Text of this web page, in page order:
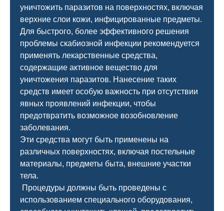
уничтожить паразитов на поверхностях, включая
верхние слои кожи, инфицированные предметы.
Для быстрого, более эффективного решения
проблемы скабиозной инфекции рекомендуется
применять лекарственные средства,
содержащие активное вещество для
уничтожения паразитов. Нанесение таких
средств имеет особую важность при отсутствии
явных проявлений инфекции, чтобы
предотвратить возможное возобновление
заболевания.
Эти средства могут быть применены на
различных поверхностях, включая постельные
материалы, предметы быта, внешние участки
тела.
Процедуры должны быть проведены с
использованием специального оборудования,